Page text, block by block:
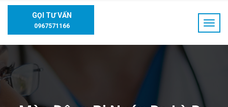
GỌI TƯ VẤN
0967571166